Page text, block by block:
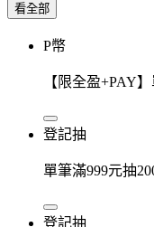
看全部
P幣
【限全盈+PAY
登記抽
單筆滿999元抽
登記抽